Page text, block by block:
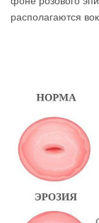
располагаются